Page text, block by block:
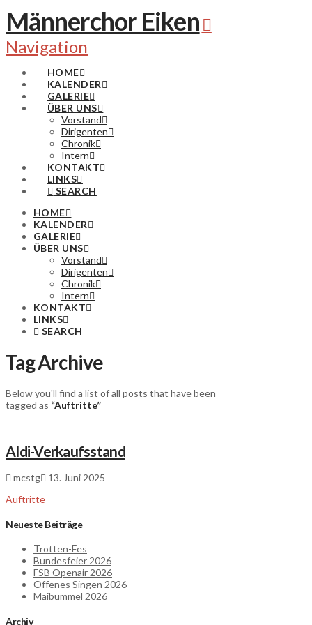
Männerchor Eiken
Navigation
HOME
KALENDER
GALERIE
ÜBER UNS
Vorstand
Dirigenten
Chronik
Intern
KONTAKT
LINKS
SEARCH
HOME
KALENDER
GALERIE
ÜBER UNS
Vorstand
Dirigenten
Chronik
Intern
KONTAKT
LINKS
SEARCH
Tag Archive
Below you'll find a list of all posts that have been
tagged as “Auftritte”
Aldi-Verkaufsstand
mcstg
13. Juni 2025
Auftritte
Neueste Beiträge
Trotten-Fes
Bundesfeier 2026
FSB Openair 2026
Offenes Singen 2026
Maibummel 2026
Archiv